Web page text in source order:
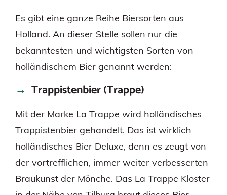
Es gibt eine ganze Reihe Biersorten aus
Holland. An dieser Stelle sollen nur die
bekanntesten und wichtigsten Sorten von
holländischem Bier genannt werden:
Trappistenbier (Trappe)
Mit der Marke La Trappe wird holländisches
Trappistenbier gehandelt. Das ist wirklich
holländisches Bier Deluxe, denn es zeugt von
der vortrefflichen, immer weiter verbesserten
Braukunst der Mönche. Das La Trappe Kloster